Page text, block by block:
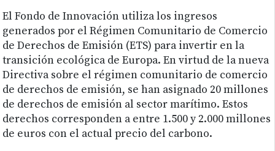
El Fondo de Innovación utiliza los ingresos
generados por el Régimen Comunitario de Comercio
de Derechos de Emisión (ETS) para invertir en la
transición ecológica de Europa. En virtud de la nueva
Directiva sobre el régimen comunitario de comercio
de derechos de emisión, se han asignado 20 millones
de derechos de emisión al sector marítimo. Estos
derechos corresponden a entre 1.500 y 2.000 millones
de euros con el actual precio del carbono.